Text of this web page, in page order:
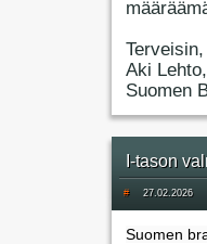
Terveisin,
Aki
Suomen
I-tason
# 27.02.2026
Suomen